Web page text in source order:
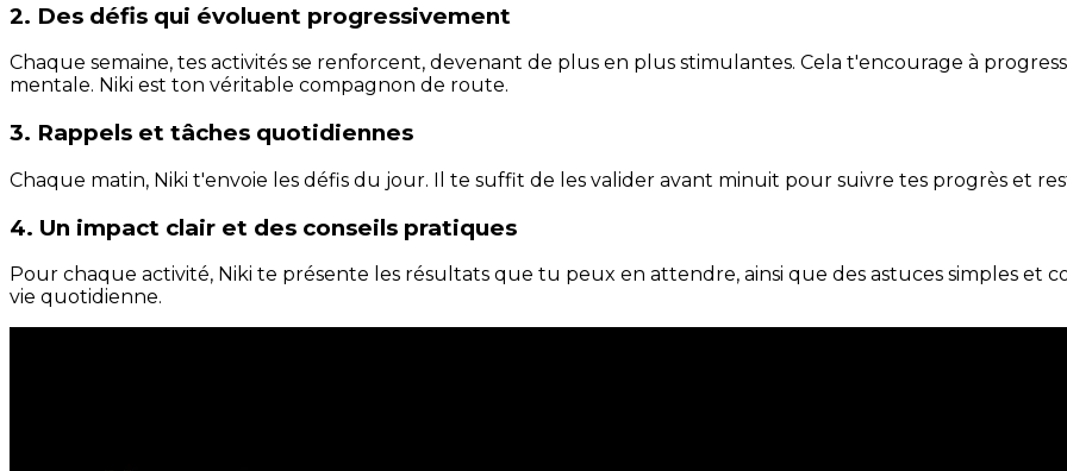
2. Des défis qui évoluent progressivement
Chaque semaine, tes activités se renforcent, devenant de plus en plus stimulantes. Cela t'encourage à
mentale. Niki est ton véritable compagnon de route.
3. Rappels et tâches quotidiennes
Chaque matin, Niki t'envoie les défis du jour. Il te suffit de les valider avant minuit pour suivre tes progrès et
4. Un impact clair et des conseils pratiques
Pour chaque activité, Niki te présente les résultats que tu peux en attendre, ainsi que des astuces simples et
vie quotidienne.